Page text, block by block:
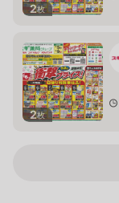
2枚
2枚